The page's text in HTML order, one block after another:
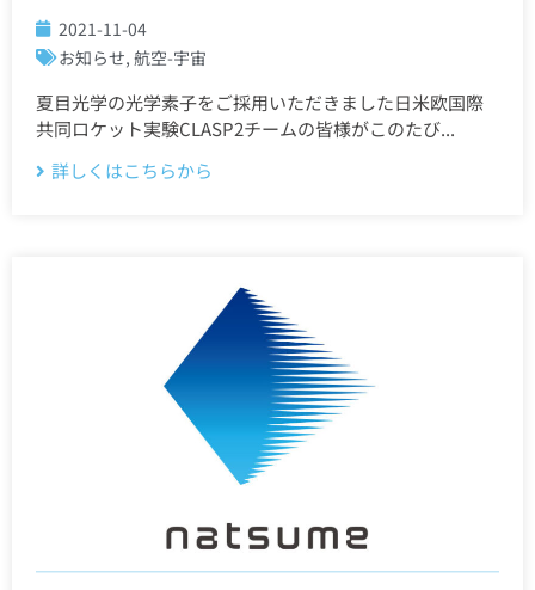
2021-11-04
お知らせ, 航空-宇宙
夏目光学の光学素子をご採用いただきました日米欧国際
共同ロケット実験CLASP2チームの皆様がこのたび...
詳しくはこちらから